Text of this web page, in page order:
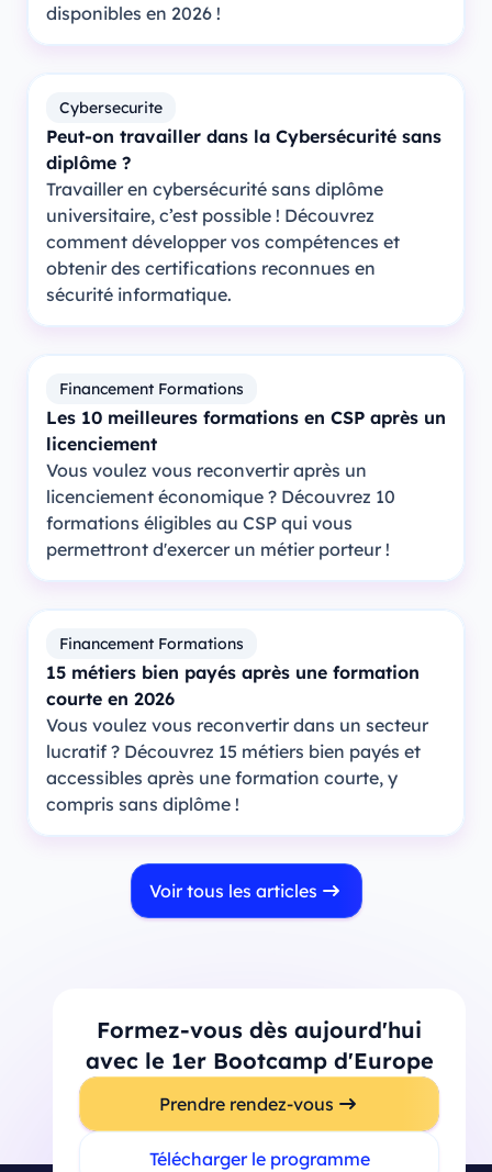
disponibles en 2026 !
Cybersecurite
Peut-on travailler dans la Cybersécurité sans
diplôme ?
Travailler en cybersécurité sans diplôme
universitaire, c’est possible ! Découvrez
comment développer vos compétences et
obtenir des certifications reconnues en
sécurité informatique.
Financement Formations
Les 10 meilleures formations en CSP après un
licenciement
Vous voulez vous reconvertir après un
licenciement économique ? Découvrez 10
formations éligibles au CSP qui vous
permettront d'exercer un métier porteur !
Financement Formations
15 métiers bien payés après une formation
courte en 2026
Vous voulez vous reconvertir dans un secteur
lucratif ? Découvrez 15 métiers bien payés et
accessibles après une formation courte, y
compris sans diplôme !
Voir tous les articles
Formez-vous dès aujourd'hui
avec le 1er Bootcamp d'Europe
Prendre rendez-vous
Télécharger le programme